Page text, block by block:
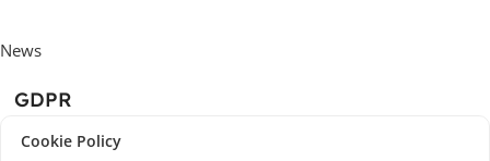
News
GDPR
Cookie Policy